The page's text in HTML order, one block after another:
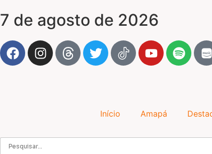
7 de agosto de 2026
Início Amapá